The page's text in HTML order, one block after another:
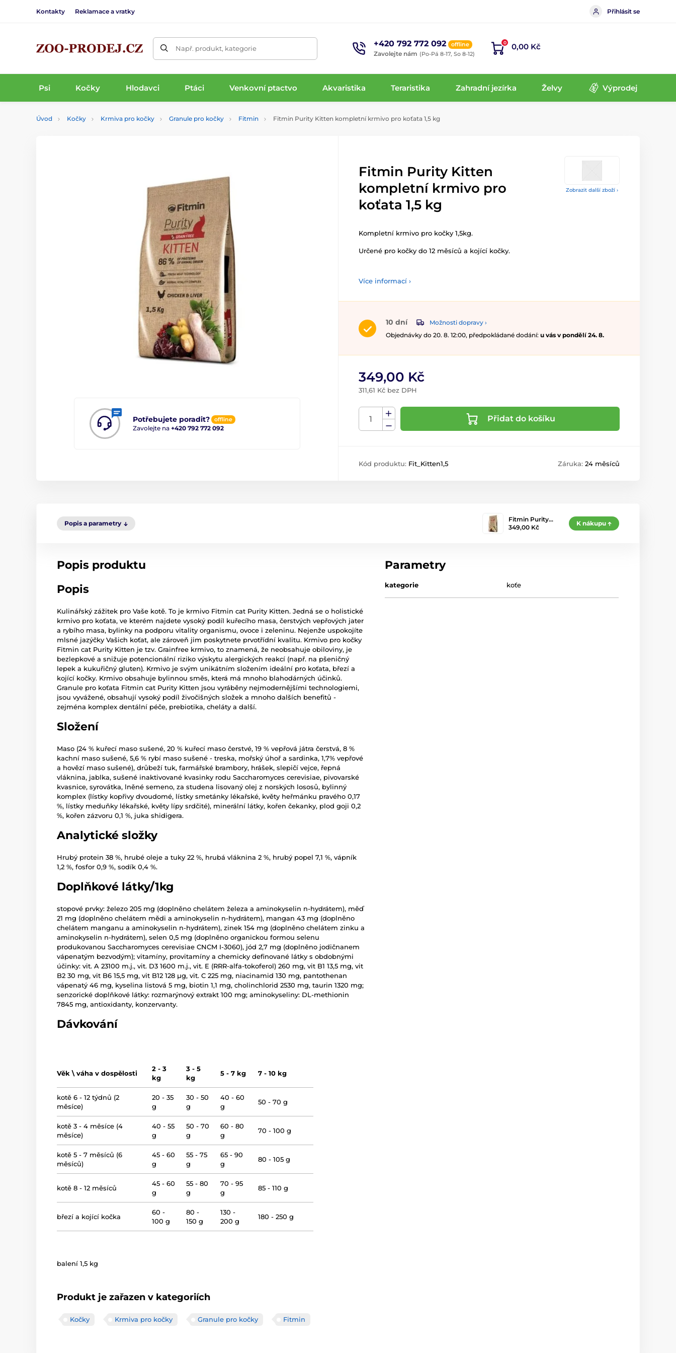
Kontakty Reklamace a vratky Přihlásit se
Např. produkt, kategorie +420 792 772 092 offline
Zavolejte nám (Po-Pá 8-17, So 8-12)
0 0,00 Kč
Psi Kočky Hlodavci Ptáci Venkovní ptactvo Akvaristika Teraristika Zahradní jezírka Želvy Výprodej
Úvod Kočky Krmiva pro kočky Granule pro kočky Fitmin Fitmin Purity Kitten kompletní krmivo pro koťata 1,5 kg
Zobrazit další zboží ›
Potřebujete poradit? offline
Zavolejte na +420 792 772 092
Fitmin Purity Kitten
kompletní krmivo pro
koťata 1,5 kg
Kompletní krmivo pro kočky 1,5kg.
Určené pro kočky do 12 měsíců a kojící kočky.
Více informací ›
10 dní
Možnosti dopravy ›
Objednávky do 20. 8. 12:00, předpokládané dodání: u vás v pondělí 24. 8.
349,00 Kč
311,61 Kč bez DPH
Přidat do košíku
Kód produktu: Fit_Kitten1,5 Záruka: 24 měsíců
Popis a parametry
Fitmin Purity…
349,00 Kč
K nákupu
Popis produktu
Popis
Kulinářský zážitek pro Vaše kotě. To je krmivo Fitmin cat Purity Kitten. Jedná se o holistické
krmivo pro koťata, ve kterém najdete vysoký podíl kuřecího masa, čerstvých vepřových jater
a rybího masa, bylinky na podporu vitality organismu, ovoce i zeleninu. Nejenže uspokojíte
mlsné jazýčky Vašich koťat, ale zároveň jim poskytnete prvotřídní kvalitu. Krmivo pro kočky
Fitmin cat Purity Kitten je tzv. Grainfree krmivo, to znamená, že neobsahuje obiloviny, je
bezlepkové a snižuje potencionální riziko výskytu alergických reakcí (např. na pšeničný
lepek a kukuřičný gluten). Krmivo je svým unikátním složením ideální pro koťata, březí a
kojící kočky. Krmivo obsahuje bylinnou směs, která má mnoho blahodárných účinků.
Granule pro koťata Fitmin cat Purity Kitten jsou vyráběny nejmodernějšími technologiemi,
jsou vyvážené, obsahují vysoký podíl živočišných složek a mnoho dalších benefitů -
zejména komplex dentální péče, prebiotika, cheláty a další.
Složení
Maso (24 % kuřecí maso sušené, 20 % kuřecí maso čerstvé, 19 % vepřová játra čerstvá, 8 %
kachní maso sušené, 5,6 % rybí maso sušené - treska, mořský úhoř a sardinka, 1,7% vepřové
a hovězí maso sušené), drůbeží tuk, farmářské brambory, hrášek, slepičí vejce, řepná
vláknina, jablka, sušené inaktivované kvasinky rodu Saccharomyces cerevisiae, pivovarské
kvasnice, syrovátka, lněné semeno, za studena lisovaný olej z norských lososů, bylinný
komplex (lístky kopřivy dvoudomé, lístky smetánky lékařské, květy heřmánku pravého 0,17
%, lístky meduňky lékařské, květy lípy srdčité), minerální látky, kořen čekanky, plod goji 0,2
%, kořen zázvoru 0,1 %, juka shidigera.
Analytické složky
Hrubý protein 38 %, hrubé oleje a tuky 22 %, hrubá vláknina 2 %, hrubý popel 7,1 %, vápník
1,2 %, fosfor 0,9 %, sodík 0,4 %.
Doplňkové látky/1kg
stopové prvky: železo 205 mg (doplněno chelátem železa a aminokyselin n-hydrátem), měď
21 mg (doplněno chelátem mědi a aminokyselin n-hydrátem), mangan 43 mg (doplněno
chelátem manganu a aminokyselin n-hydrátem), zinek 154 mg (doplněno chelátem zinku a
aminokyselin n-hydrátem), selen 0,5 mg (doplněno organickou formou selenu
produkovanou Saccharomyces cerevisiae CNCM I-3060), jód 2,7 mg (doplněno jodičnanem
vápenatým bezvodým); vitamíny, provitamíny a chemicky definované látky s obdobnými
účinky: vit. A 23100 m.j., vit. D3 1600 m.j., vit. E (RRR-alfa-tokoferol) 260 mg, vit B1 13,5 mg, vit
B2 30 mg, vit B6 15,5 mg, vit B12 128 µg, vit. C 225 mg, niacinamid 130 mg, pantothenan
vápenatý 46 mg, kyselina listová 5 mg, biotin 1,1 mg, cholinchlorid 2530 mg, taurin 1320 mg;
senzorické doplňkové látky: rozmarýnový extrakt 100 mg; aminokyseliny: DL-methionin
7845 mg, antioxidanty, konzervanty.
Dávkování
Věk \ váha v dospělosti
2 - 3
kg
3 - 5
kg
5 - 7 kg 7 - 10 kg
kotě 6 - 12 týdnů (2
měsíce)
20 - 35
g
30 - 50
g
40 - 60
g
50 - 70 g
kotě 3 - 4 měsíce (4
měsíce)
40 - 55
g
50 - 70
g
60 - 80
g
70 - 100 g
kotě 5 - 7 měsíců (6
měsíců)
45 - 60
g
55 - 75
g
65 - 90
g
80 - 105 g
kotě 8 - 12 měsíců
45 - 60
g
55 - 80
g
70 - 95
g
85 - 110 g
březí a kojící kočka
60 -
100 g
80 -
150 g
130 -
200 g
180 - 250 g
balení 1,5 kg
Produkt je zařazen v kategoriích
Kočky Krmiva pro kočky Granule pro kočky Fitmin
Parametry
kategorie koťe